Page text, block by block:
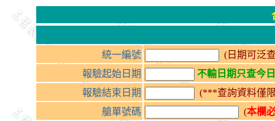
統一編號
(日期可泛
報驗起始日期
不輸日期只查今日
報驗結束日期
(***查詢資料僅
艙單號碼
(本欄